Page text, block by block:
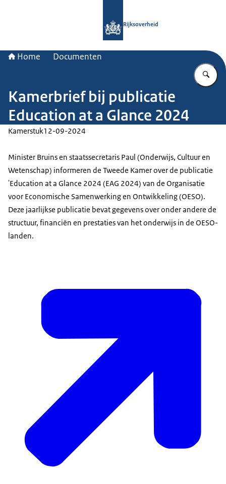
Rijksoverheid
Home Documenten
Kamerbrief bij publicatie
Education at a Glance 2024
Kamerstuk12-09-2024
Minister Bruins en staatssecretaris Paul (Onderwijs, Cultuur en
Wetenschap) informeren de Tweede Kamer over de publicatie
'Education at a Glance 2024 (EAG 2024) van de Organisatie
voor Economische Samenwerking en Ontwikkeling (OESO).
Deze jaarlijkse publicatie bevat gegevens over onder andere de
structuur, financiën en prestaties van het onderwijs in de OESO-
landen.